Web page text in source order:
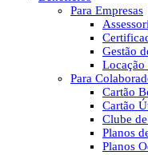
Para Empresas
Gestão
Locação
Para
Cartão
Cartão
Clube
Planos
Planos